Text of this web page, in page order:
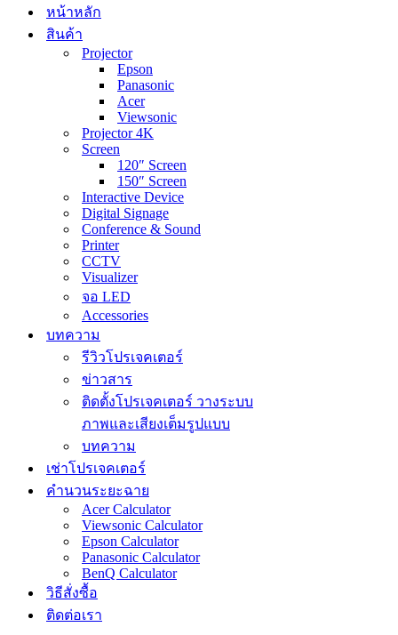
หน้าหลัก
สินค้า
Projector
Epson
Panasonic
Acer
Viewsonic
Projector 4K
Screen
120″ Screen
150″ Screen
Interactive Device
Digital Signage
Conference & Sound
Printer
CCTV
Visualizer
จอ LED
Accessories
บทความ
รีวิวโปรเจคเตอร์
ข่าวสาร
ติดตั้งโปรเจคเตอร์ วางระบบ
ภาพและเสียงเต็มรูปแบบ
บทความ
เช่าโปรเจคเตอร์
คำนวนระยะฉาย
Acer Calculator
Viewsonic Calculator
Epson Calculator
Panasonic Calculator
BenQ Calculator
วิธีสั่งซื้อ
ติดต่อเรา